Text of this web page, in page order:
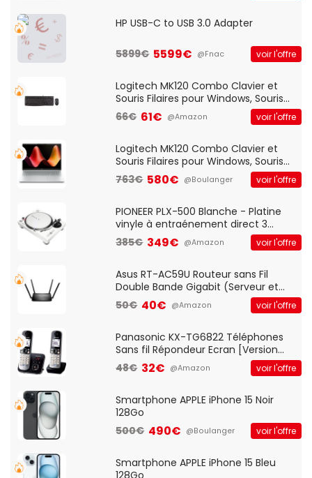
HP USB-C to USB 3.0 Adapter
5899€ 5599€ @Fnac voir l'offre
Logitech MK120 Combo Clavier et
Souris Filaires pour Windows, Souris
Optique Filaire, Connexion USB Plug
And Play, Confortable, Taille
QWERTY UK - Noir
66€ 61€ @Amazon voir l'offre
Logitech MK120 Combo Clavier et
Souris Filaires pour Windows, Souris
Optique Filaire, Connexion USB Plug
And Play, Confortable, Taille
QWERTY UK - Noir
763€ 580€ @Boulanger voir l'offre
PIONEER PLX-500 Blanche - Platine
vinyle à entraénement direct 3
vitesses (33-45-78 trs/min) avec
pre-ampli intégré et port USB
385€ 349€ @Amazon voir l'offre
Asus RT-AC59U Routeur sans Fil
Double Bande Gigabit (Serveur et
Client VPN, Triple Vlan, Mode Point
d'accès et Bridge, contrôle Parental,
50€ 40€ @Amazon voir l'offre
Panasonic KX-TG6822 Téléphones
Sans fil Répondeur Ecran [Version
Française]
48€ 32€ @Amazon voir l'offre
Smartphone APPLE iPhone 15 Noir
128Go
500€ 490€ @Boulanger voir l'offre
Smartphone APPLE iPhone 15 Bleu
128Go